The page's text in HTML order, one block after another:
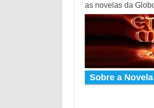
as novelas da
Sobre a